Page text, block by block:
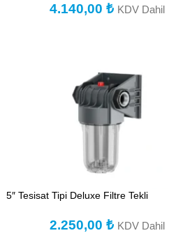
4.140,00 ₺ KDV Dahil
5″ Tesisat Tipi Deluxe Filtre Tekli
2.250,00 ₺ KDV Dahil